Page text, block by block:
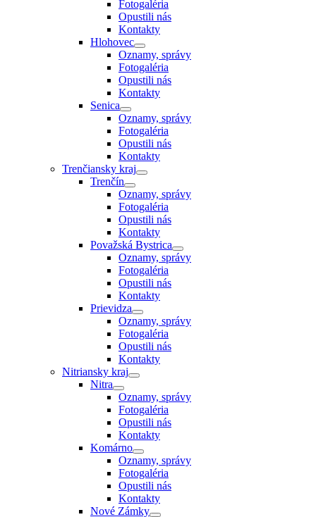
Fotogaléria
Opustili nás
Kontakty
Hlohovec
Oznamy, správy
Fotogaléria
Opustili nás
Kontakty
Senica
Oznamy, správy
Fotogaléria
Opustili nás
Kontakty
Trenčiansky kraj
Trenčín
Oznamy, správy
Fotogaléria
Opustili nás
Kontakty
Považská Bystrica
Oznamy, správy
Fotogaléria
Opustili nás
Kontakty
Prievidza
Oznamy, správy
Fotogaléria
Opustili nás
Kontakty
Nitriansky kraj
Nitra
Oznamy, správy
Fotogaléria
Opustili nás
Kontakty
Komárno
Oznamy, správy
Fotogaléria
Opustili nás
Kontakty
Nové Zámky